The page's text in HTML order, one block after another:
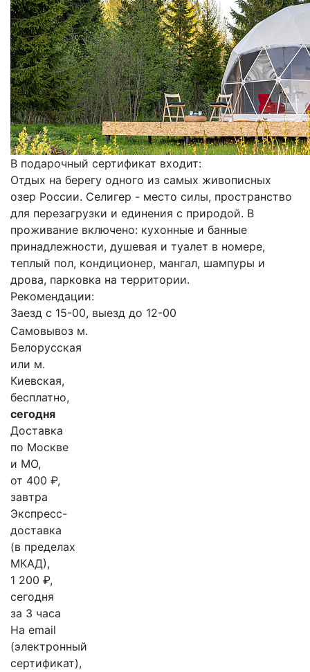
В подарочный сертификат входит:
Отдых на берегу одного из самых живописных
озер России. Селигер - место силы, пространство
для перезагрузки и единения с природой. В
проживание включено: кухонные и банные
принадлежности, душевая и туалет в номере,
теплый пол, кондиционер, мангал, шампуры и
дрова, парковка на территории.
Рекомендации:
Заезд с 15-00, выезд до 12-00
Самовывоз м.
Белорусская
или м.
Киевская,
бесплатно,
сегодня
Доставка
по Москве
и МО,
от 400 ₽,
завтра
Экспресс-
доставка
(в пределах
МКАД),
1 200 ₽,
сегодня
за 3 часа
На email
(электронный
сертификат),